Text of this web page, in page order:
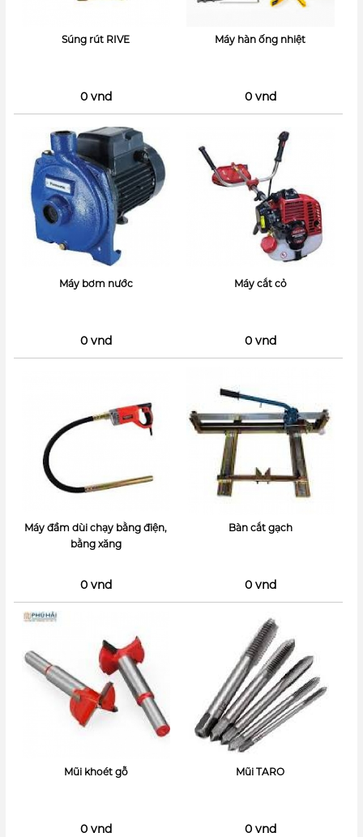
Súng rút RIVE
0 vnd
Máy hàn ống nhiệt
0 vnd
Máy bơm nước
0 vnd
Máy cắt cỏ
0 vnd
Máy đầm dùi chạy bằng điện,
bằng xăng
0 vnd
Bàn cắt gạch
0 vnd
Mũi khoét gỗ
0 vnd
Mũi TARO
0 vnd